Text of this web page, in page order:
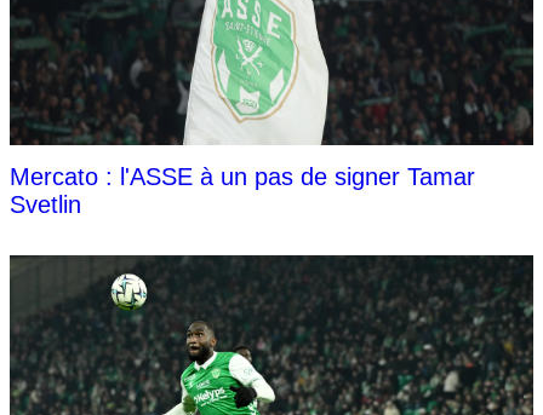
Mercato : l'ASSE à un pas de signer Tamar
Svetlin